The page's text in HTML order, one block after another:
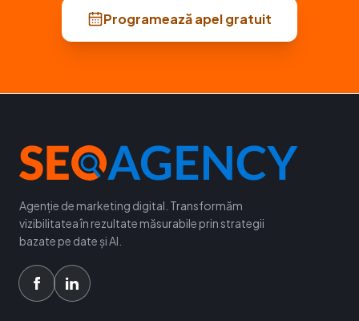
Programează apel gratuit
Agenție de marketing digital. Transformăm
vizibilitatea în rezultate măsurabile prin strategii
bazate pe date și AI.